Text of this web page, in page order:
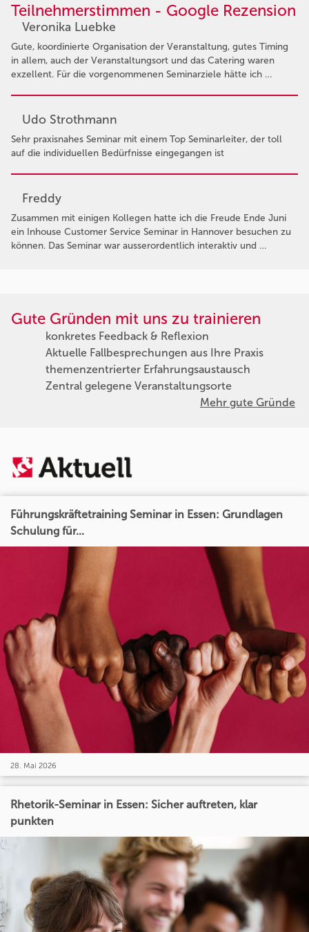
Teilnehmerstimmen - Google Rezension
Veronika Luebke
Gute, koordinierte Organisation der Veranstaltung, gutes Timing
in allem, auch der Veranstaltungsort und das Catering waren
exzellent. Für die vorgenommenen Seminarziele hätte ich …
Udo Strothmann
Sehr praxisnahes Seminar mit einem Top Seminarleiter, der toll
auf die individuellen Bedürfnisse eingegangen ist
Freddy
Zusammen mit einigen Kollegen hatte ich die Freude Ende Juni
ein Inhouse Customer Service Seminar in Hannover besuchen zu
können. Das Seminar war ausserordentlich interaktiv und …
Gute Gründen mit uns zu trainieren
konkretes Feedback & Reflexion
Aktuelle Fallbesprechungen aus Ihre Praxis
themenzentrierter Erfahrungsaustausch
Zentral gelegene Veranstaltungsorte
Mehr gute Gründe
Führungskräftetraining Seminar in Essen: Grundlagen
Schulung für...
28. Mai 2026
Rhetorik-Seminar in Essen: Sicher auftreten, klar
punkten